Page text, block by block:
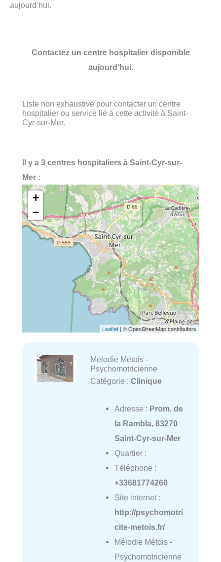
aujourd’hui.
Contactez un centre hospitalier disponible
aujourd’hui.
Liste non exhaustive pour contacter un centre
hospitalier ou service lié à cette activité à Saint-
Cyr-sur-Mer.
Il y a 3 centres hospitaliers à Saint-Cyr-sur-
Mer :
+
−
Leaflet | © OpenStreetMap contributors
Mélodie Métois -
Psychomotricienne
Catégorie : Clinique
Adresse : Prom. de
la Rambla, 83270
Saint-Cyr-sur-Mer
Quartier :
Téléphone :
+33681774260
Site internet :
http://psychomotri
cite-metois.fr/
Mélodie Métois -
Psychomotricienne